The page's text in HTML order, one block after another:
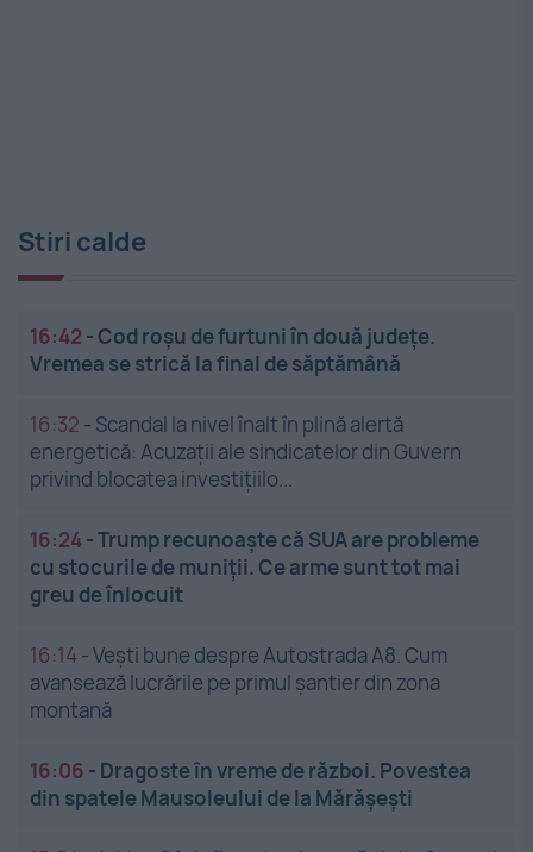
Stiri calde
16:42 -Cod roșu de furtuni în două județe.
Vremea se strică la final de săptămână
16:32 - Scandal la nivel înalt în plină alertă
energetică: Acuzații ale sindicatelor din Guvern
privind blocatea investițiilo...
16:24-Trump recunoaște că SUA are probleme
cu stocurile de muniții. Ce arme sunt tot mai
greu de înlocuit
16:14 -Vești bune despre Autostrada A8. Cum
avansează lucrările pe primul șantier din zona
montană
16:06 - Dragoste în vreme de război. Povestea
din spatele Mausoleului de la Mărășești